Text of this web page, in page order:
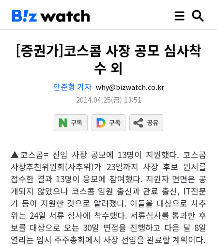
[증권가]코스콤 사장 공모 심사착
수 외
안준형 기자 why@bizwatch.co.kr
2014.04.25(금) 13:51
▲코스콤= 신임 사장 공모에 13명이 지원했다. 코스콤
사장추천위원회(사추위)가 23일까지 사장 후보 원서를
접수한 결과 13명이 응모에 참여했다. 지원자 면면은 공
개되지 않았으나 코스콤 임원 출신과 관료 출신, IT전문
가 등이 지원한 것으로 알려졌다. 이들을 대상으로 사추
위는 24일 서류 심사에 착수했다. 서류심사를 통과한 후
보를 대상으로 오는 30일 면접을 진행하고 다음 달 8일
열리는 임시 주주총회에서 사장 선임을 완료할 계획이다.